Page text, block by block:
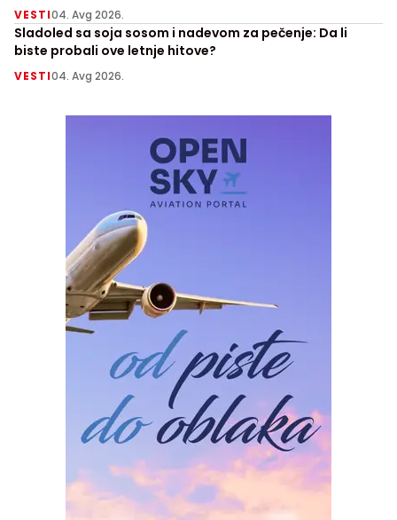
VESTI04. Avg 2026.
Sladoled sa soja sosom i nadevom za pečenje: Da li
biste probali ove letnje hitove?
VESTI04. Avg 2026.